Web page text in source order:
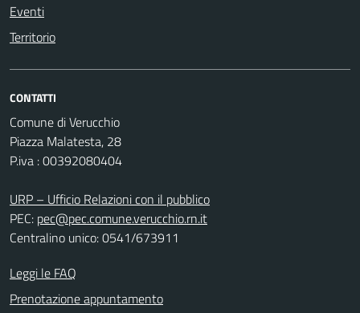
Eventi
Territorio
CONTATTI
Comune di Verucchio
Piazza Malatesta, 28
P.iva : 00392080404
URP – Ufficio Relazioni con il pubblico
PEC: pec@pec.comune.verucchio.rn.it
Centralino unico: 0541/673911
Leggi le FAQ
Prenotazione appuntamento